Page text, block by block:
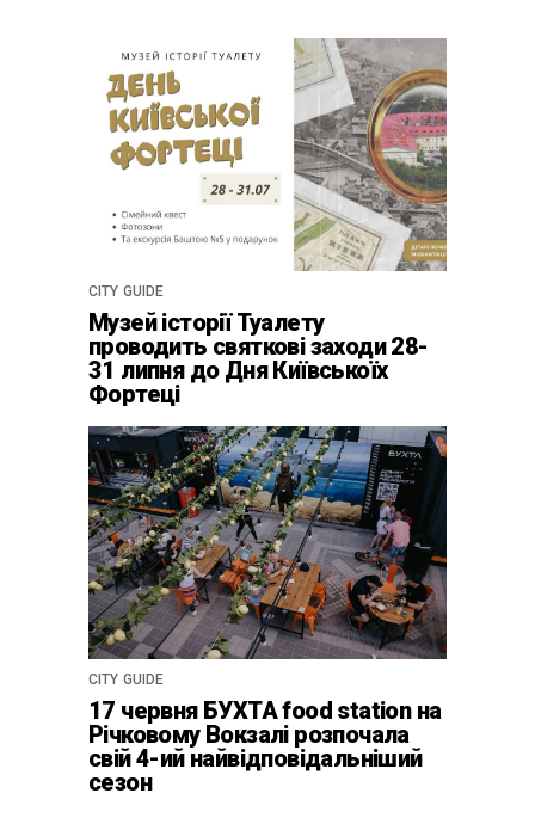
CITY GUIDE
Музей історії Туалету
проводить святкові заходи 28-
31 липня до Дня Київськоїх
Фортеці
CITY GUIDE
17 червня БУХТА food station на
Річковому Вокзалі розпочала
свій 4-ий найвідповідальніший
сезон